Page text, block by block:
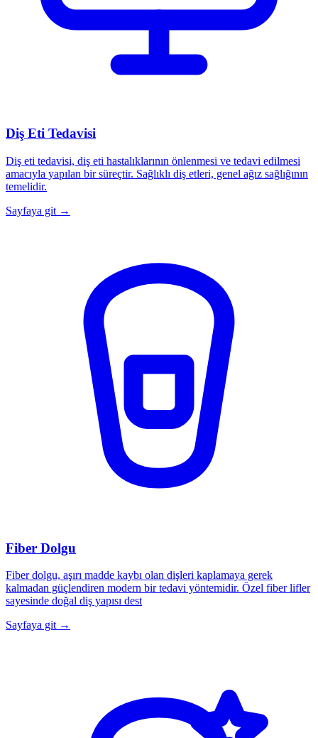
Diş Eti Tedavisi
Diş eti tedavisi, diş eti hastalıklarının önlenmesi ve tedavi edilmesi
amacıyla yapılan bir süreçtir. Sağlıklı diş etleri, genel ağız sağlığının
temelidir.
Sayfaya git →
Fiber Dolgu
Fiber dolgu, aşırı madde kaybı olan dişleri kaplamaya gerek
kalmadan güçlendiren modern bir tedavi yöntemidir. Özel fiber lifler
sayesinde doğal diş yapısı dest
Sayfaya git →